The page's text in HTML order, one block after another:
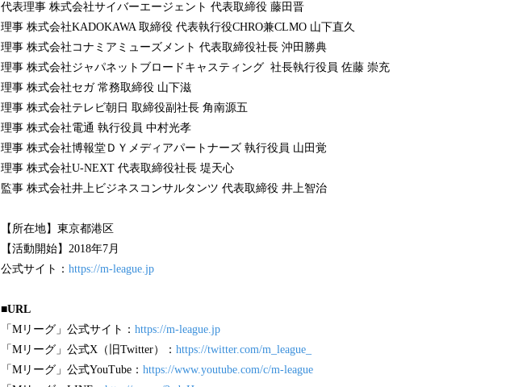
代表理事 株式会社サイバーエージェント 代表取締役 藤田晋
理事 株式会社KADOKAWA 取締役 代表執行役CHRO兼CLMO 山下直久
理事 株式会社コナミアミューズメント 代表取締役社長 沖田勝典
理事 株式会社ジャパネットブロードキャスティング 社長執行役員 佐藤 崇充
理事 株式会社セガ 常務取締役 山下滋
理事 株式会社テレビ朝日 取締役副社長 角南源五
理事 株式会社電通 執行役員 中村光孝
理事 株式会社博報堂ＤＹメディアパートナーズ 執行役員 山田覚
理事 株式会社U-NEXT 代表取締役社長 堤天心
監事 株式会社井上ビジネスコンサルタンツ 代表取締役 井上智治
【所在地】東京都港区
【活動開始】2018年7月
公式サイト： https://m-league.jp
■URL
「Mリーグ」公式サイト： https://m-league.jp
「Mリーグ」公式X（旧Twitter）： https://twitter.com/m_league_
「Mリーグ」公式YouTube： https://www.youtube.com/c/m-league